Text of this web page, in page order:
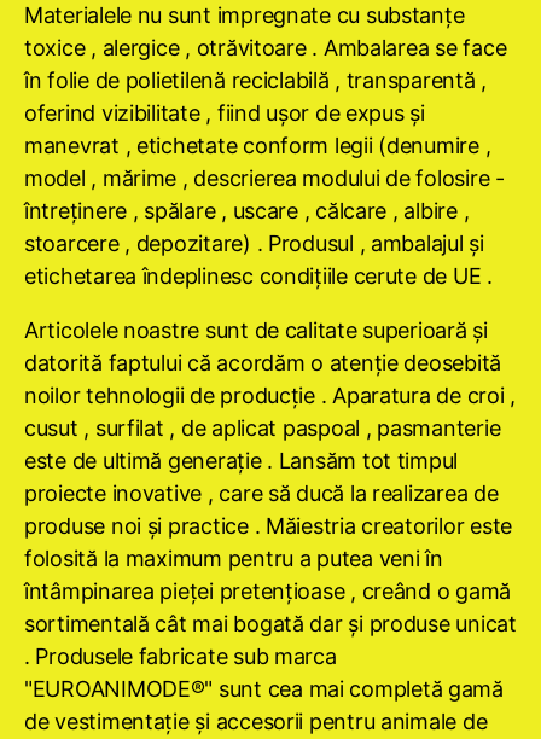
Materialele nu sunt impregnate cu substanţe
toxice , alergice , otrăvitoare . Ambalarea se face
în folie de polietilenă reciclabilă , transparentă ,
oferind vizibilitate , fiind uşor de expus şi
manevrat , etichetate conform legii (denumire ,
model , mărime , descrierea modului de folosire -
întreţinere , spălare , uscare , călcare , albire ,
stoarcere , depozitare) . Produsul , ambalajul şi
etichetarea îndeplinesc condiţiile cerute de UE .
Articolele noastre sunt de calitate superioară şi
datorită faptului că acordăm o atenţie deosebită
noilor tehnologii de producţie . Aparatura de croi ,
cusut , surfilat , de aplicat paspoal , pasmanterie
este de ultimă generaţie . Lansăm tot timpul
proiecte inovative , care să ducă la realizarea de
produse noi şi practice . Măiestria creatorilor este
folosită la maximum pentru a putea veni în
întâmpinarea pieţei pretenţioase , creând o gamă
sortimentală cât mai bogată dar şi produse unicat
. Produsele fabricate sub marca
"EUROANIMODE®" sunt cea mai completă gamă
de vestimentaţie şi accesorii pentru animale de